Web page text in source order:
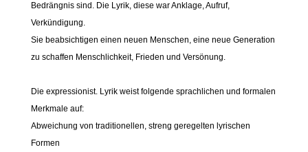
Bedrängnis sind. Die Lyrik, diese war Anklage, Aufruf,
Verkündigung.
Sie beabsichtigen einen neuen Menschen, eine neue Generation
zu schaffen Menschlichkeit, Frieden und Versönung.
Die expressionist. Lyrik weist folgende sprachlichen und formalen
Merkmale auf:
Abweichung von traditionellen, streng geregelten lyrischen
Formen